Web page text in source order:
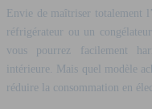
Envie de maîtriser totalement
réfrigérateur ou un
vous pourrez facilement
intérieure. Mais quel modèle
réduire la consommation en